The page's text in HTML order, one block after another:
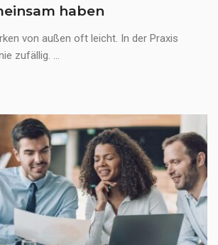
haben
von außen oft leicht. In der Praxis
zufällig. ...